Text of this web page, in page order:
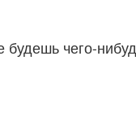
будешь чего-